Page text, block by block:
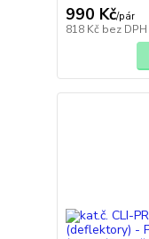
990 Kč/pár
818 Kč bez DPH